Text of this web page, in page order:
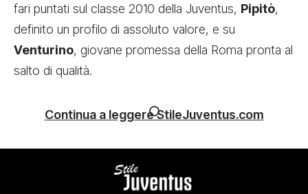
fari puntati sul classe 2010 della Juventus, Pipitò,
definito un profilo di assoluto valore, e su
Venturino, giovane promessa della Roma pronta al
salto di qualità.
Continua a leggere StileJuventus.com